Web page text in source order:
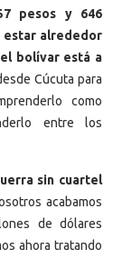
pesos y 646
estar alrededor
bolívar está a
Cúcuta para
como
entre los
sin cuartel
acabamos
de dólares
ahora tratando